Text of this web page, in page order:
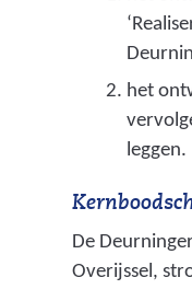
het
leggen.
De
Overijssel,